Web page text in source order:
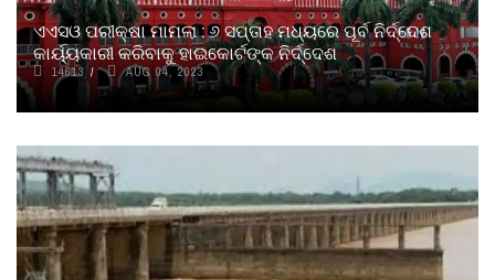
ଏଏସଓ ପରୀକ୍ଷା ମାମଲା : ୬ ସପ୍ତାହ ମଧ୍ୟରେ ପୂର୍ବ ନିର୍ଦ୍ଦେଶ
କାର୍ୟ୍ୟକାରୀ କରିବାକୁ ହାଇକୋର୍ଟଙ୍କ ନିର୍ଦ୍ଦେଶ
14613 AUG 04, 2023